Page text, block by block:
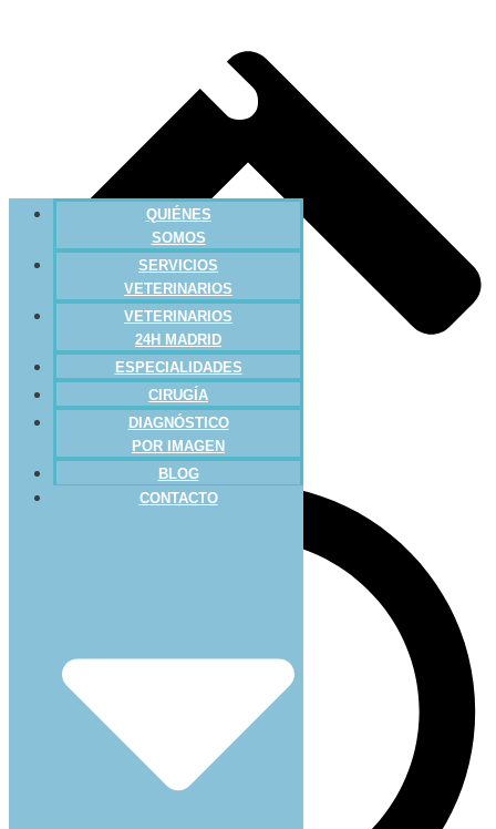
QUIÉNES
SOMOS
SERVICIOS
VETERINARIOS
VETERINARIOS
24H MADRID
ESPECIALIDADES
CIRUGÍA
DIAGNÓSTICO
POR IMAGEN
BLOG
CONTACTO